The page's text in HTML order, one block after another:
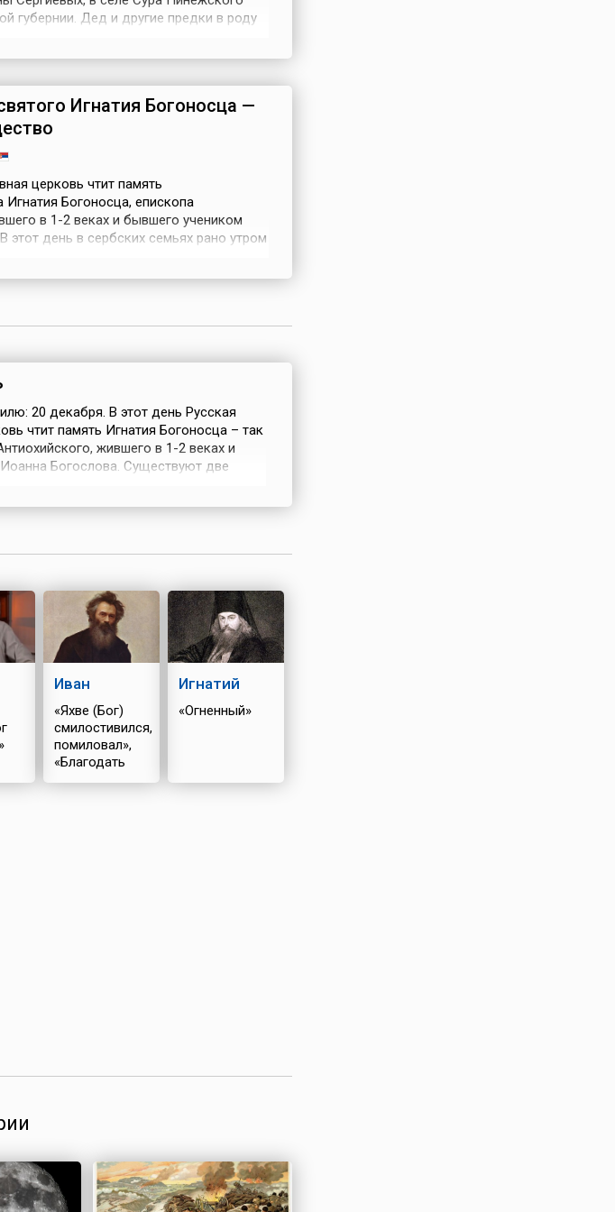
губернии. Дед и другие предки в роду
мол...
Игнатия Богоносца —
церковь чтит память
Богоносца, епископа
в 1-2 веках и бывшего учеником
этот день в сербских семьях рано утром
Его са...
20 декабря. В этот день Русская
чтит память Игнатия Богоносца – так
жившего в 1-2 веках и
Богослова. Существуют две
Иван
«Яхве (Бог)
смилостивился,
помиловал»,
«Благодать
Божия»
Игнатий
«Огненный»